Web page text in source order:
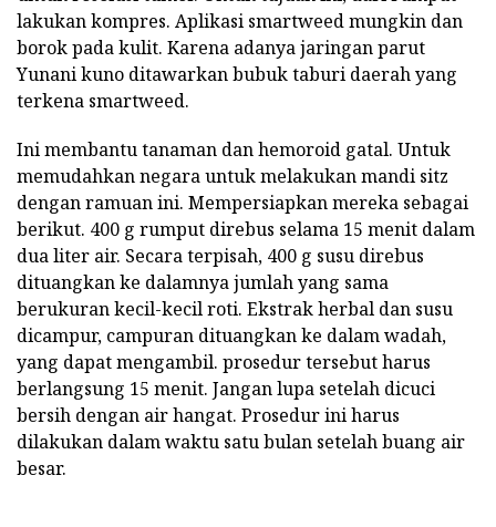
lakukan kompres. Aplikasi smartweed mungkin dan
borok pada kulit. Karena adanya jaringan parut
Yunani kuno ditawarkan bubuk taburi daerah yang
terkena smartweed.
Ini membantu tanaman dan hemoroid gatal. Untuk
memudahkan negara untuk melakukan mandi sitz
dengan ramuan ini. Mempersiapkan mereka sebagai
berikut. 400 g rumput direbus selama 15 menit dalam
dua liter air. Secara terpisah, 400 g susu direbus
dituangkan ke dalamnya jumlah yang sama
berukuran kecil-kecil roti. Ekstrak herbal dan susu
dicampur, campuran dituangkan ke dalam wadah,
yang dapat mengambil. prosedur tersebut harus
berlangsung 15 menit. Jangan lupa setelah dicuci
bersih dengan air hangat. Prosedur ini harus
dilakukan dalam waktu satu bulan setelah buang air
besar.